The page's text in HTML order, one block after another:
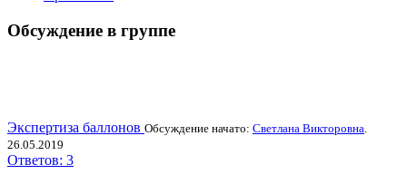
Обсуждение в группе
Экспертиза баллонов Обсуждение начато: Светлана Викторовна
26.05.2019
Ответов: 3